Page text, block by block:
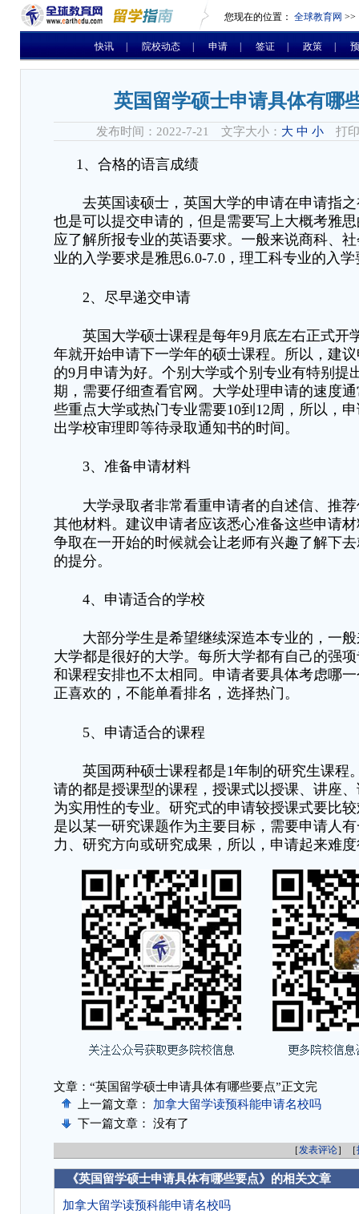
您现在的位置： 全球教育网 >>
快讯 院校动态 申请 签证 政策
英国留学硕士申请具体有哪
发布时间：2022-7-21 文字大小： 大 中 小 打
1、合格的语言成绩
去英国读硕士，英国大学的申请在申请指之
也是可以提交申请的，但是需要写上大概考雅
应了解所报专业的英语要求。一般来说商科、
业的入学要求是雅思6.0-7.0，理工科专业的入
2、尽早递交申请
英国大学硕士课程是每年9月底左右正式开
年就开始申请下一学年的硕士课程。所以，建
的9月申请为好。个别大学或个别专业有特别提
期，需要仔细查看官网。大学处理申请的速度
些重点大学或热门专业需要10到12周，所以，
出学校审理即等待录取通知书的时间。
3、准备申请材料
大学录取者非常看重申请者的自述信、推荐
其他材料。建议申请者应该悉心准备这些申请
争取在一开始的时候就会让老师有兴趣了解下
的提分。
4、申请适合的学校
大部分学生是希望继续深造本专业的，一般
大学都是很好的大学。每所大学都有自己的强
和课程安排也不太相同。申请者要具体考虑哪
正喜欢的，不能单看排名，选择热门。
5、申请适合的课程
英国两种硕士课程都是1年制的研究生课程
请的都是授课型的课程，授课式以授课、讲座
为实用性的专业。研究式的申请较授课式要比
是以某一研究课题作为主要目标，需要申请人
力、研究方向或研究成果，所以，申请起来难
文章：“英国留学硕士申请具体有哪些要点”正文完
上一篇文章： 加拿大留学读预科能申请名校吗
下一篇文章： 没有了
［发表评论］［
《英国留学硕士申请具体有哪些要点》的相关文章
加拿大留学读预科能申请名校吗